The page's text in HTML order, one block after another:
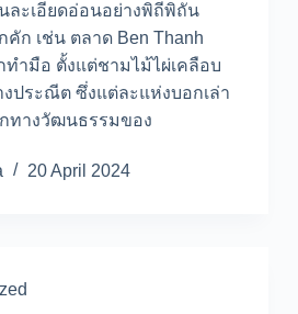
ละเอียดอ่อนอย่างพิถีพิถัน
ก เช่น ตลาด Ben Thanh
ทำมือ ตั้งแต่ชามไม้ไผ่เคลือบ
ประณีต ซึ่งแต่ละแห่งบอกเล่า
ทางวัฒนธรรมของ
20 April 2024